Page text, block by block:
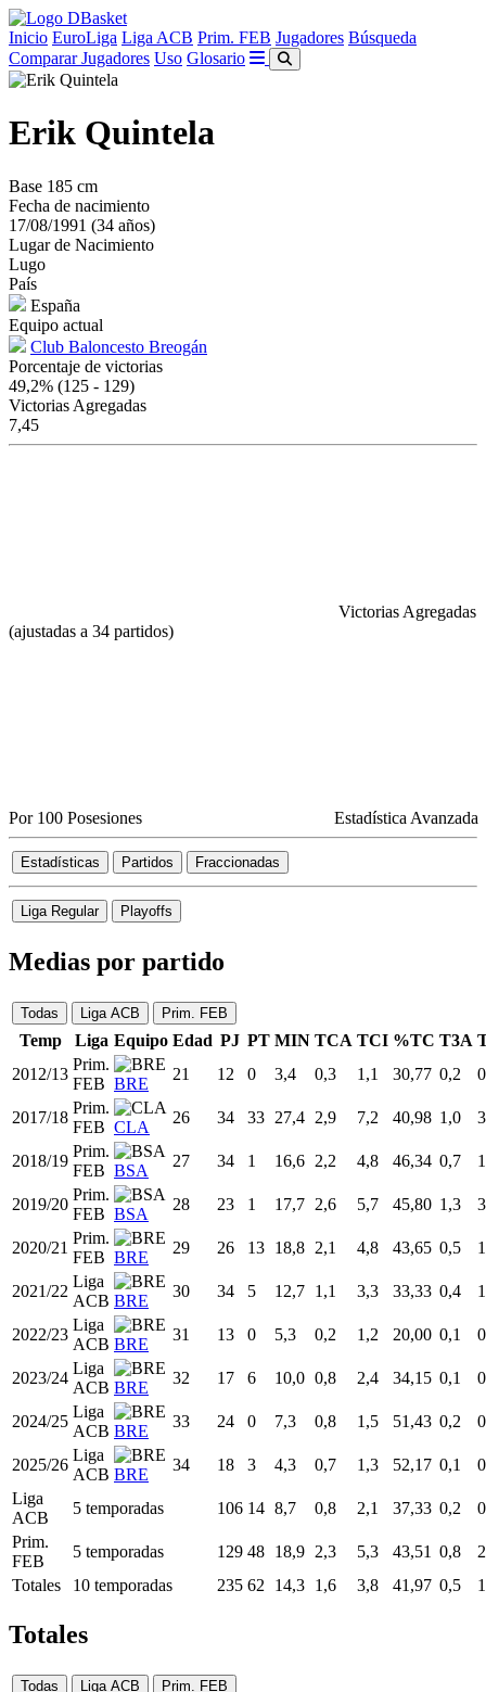
Inicio EuroLiga Liga ACB Prim. FEB Jugadores Búsqueda
Comparar Jugadores Uso Glosario
Erik Quintela
Base 185 cm
Fecha de nacimiento
17/08/1991 (34 años)
Lugar de Nacimiento
Lugo
País
España
Equipo actual
Club Baloncesto Breogán
Porcentaje de victorias
49,2% (125 - 129)
Victorias Agregadas
7,45
Victorias Agregadas
(ajustadas a 34 partidos)
Por 100 Posesiones Estadística Avanzada
Estadísticas Partidos Fraccionadas
Liga Regular Playoffs
Medias por partido
Todas Liga ACB Prim. FEB
Temp Liga Equipo Edad PJ PT MIN TCA TCI %TC T3A
2012/13
Prim.
FEB BRE
21 12 0 3,4 0,3 1,1 30,77 0,2
2017/18
Prim.
FEB CLA
26 34 33 27,4 2,9 7,2 40,98 1,0
2018/19
Prim.
FEB BSA
27 34 1 16,6 2,2 4,8 46,34 0,7
2019/20
Prim.
FEB BSA
28 23 1 17,7 2,6 5,7 45,80 1,3
2020/21
Prim.
FEB BRE
29 26 13 18,8 2,1 4,8 43,65 0,5
2021/22
Liga
ACB BRE
30 34 5 12,7 1,1 3,3 33,33 0,4
2022/23
Liga
ACB BRE
31 13 0 5,3 0,2 1,2 20,00 0,1
2023/24
Liga
ACB BRE
32 17 6 10,0 0,8 2,4 34,15 0,1
2024/25
Liga
ACB BRE
33 24 0 7,3 0,8 1,5 51,43 0,2
2025/26
Liga
ACB BRE
34 18 3 4,3 0,7 1,3 52,17 0,1
Liga
ACB
5 temporadas 106 14 8,7 0,8 2,1 37,33 0,2
Prim.
FEB
5 temporadas 129 48 18,9 2,3 5,3 43,51 0,8
Totales
10 temporadas 235 62 14,3 1,6 3,8 41,97 0,5
Totales
Todas Liga ACB Prim. FEB